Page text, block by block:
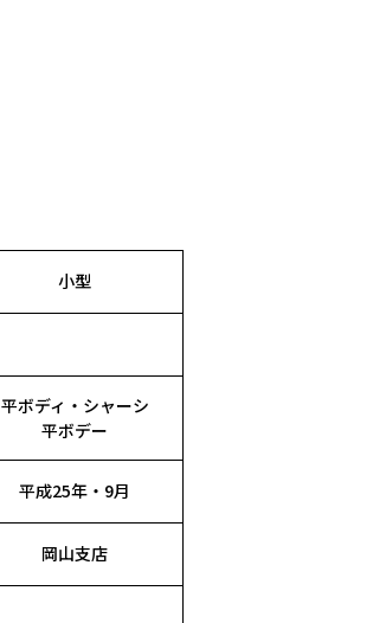
小型
平ボディ・シャーシ
平ボデー
平成25年・9月
岡山支店